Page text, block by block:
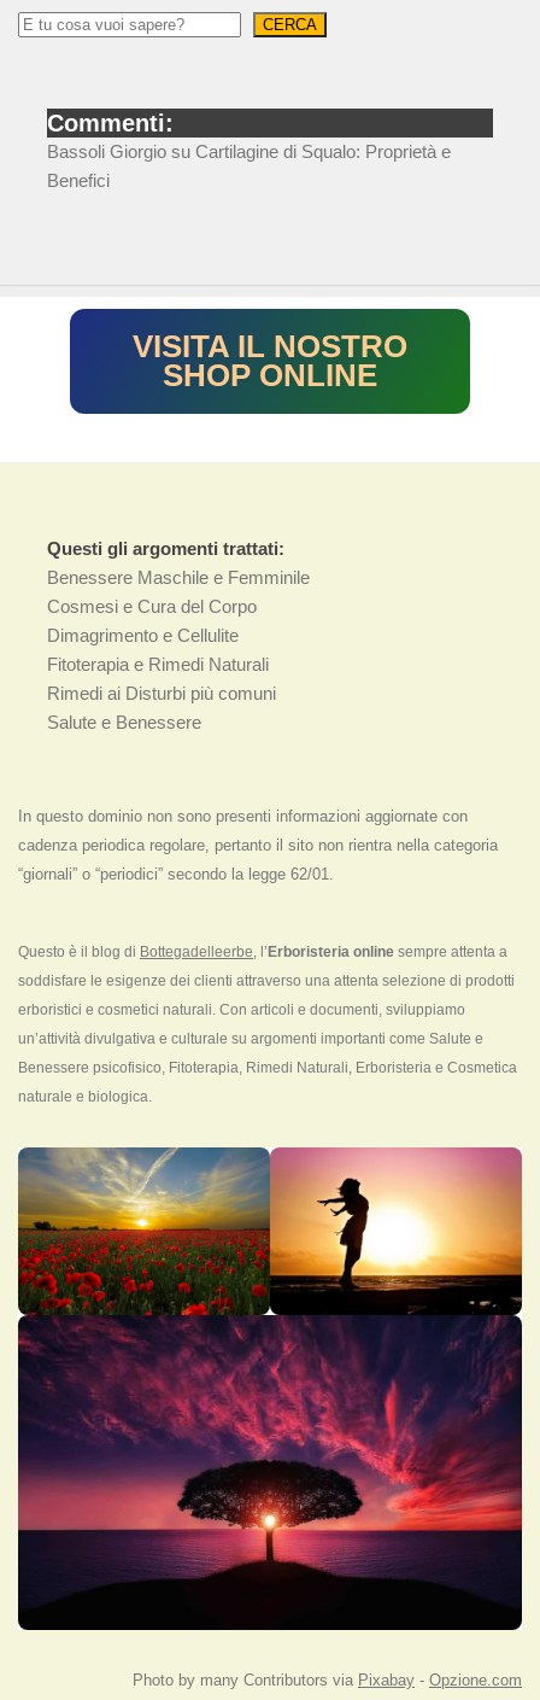
CERCA
Commenti:
Bassoli Giorgio su Cartilagine di Squalo: Proprietà e
Benefici
VISITA IL NOSTRO
SHOP ONLINE
Questi gli argomenti trattati:
Benessere Maschile e Femminile
Cosmesi e Cura del Corpo
Dimagrimento e Cellulite
Fitoterapia e Rimedi Naturali
Rimedi ai Disturbi più comuni
Salute e Benessere
In questo dominio non sono presenti informazioni aggiornate con
cadenza periodica regolare, pertanto il sito non rientra nella categoria
“giornali” o “periodici” secondo la legge 62/01.
Questo è il blog di Bottegadelleerbe , l’Erboristeria online sempre attenta a
soddisfare le esigenze dei clienti attraverso una attenta selezione di prodotti
erboristici e cosmetici naturali. Con articoli e documenti, sviluppiamo
un’attività divulgativa e culturale su argomenti importanti come Salute e
Benessere psicofisico, Fitoterapia, Rimedi Naturali, Erboristeria e Cosmetica
naturale e biologica.
Photo by many Contributors via Pixabay - Opzione.com